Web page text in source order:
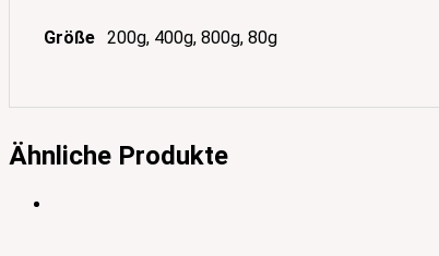
Größe 200g, 400g, 800g, 80g
Ähnliche Produkte